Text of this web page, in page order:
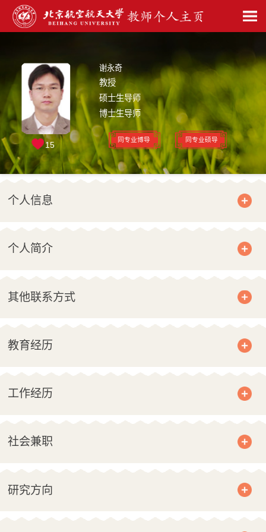
谢永奇
教授
硕士生导师
博士生导师
同专业博导 同专业硕导
15
个人信息
个人简介
其他联系方式
教育经历
工作经历
社会兼职
研究方向